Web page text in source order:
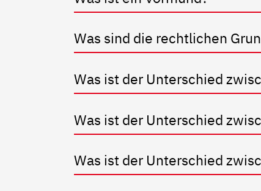
Was sind die rechtlichen
Was ist der Unterschied
Was ist der Unterschied
Was ist der Unterschied